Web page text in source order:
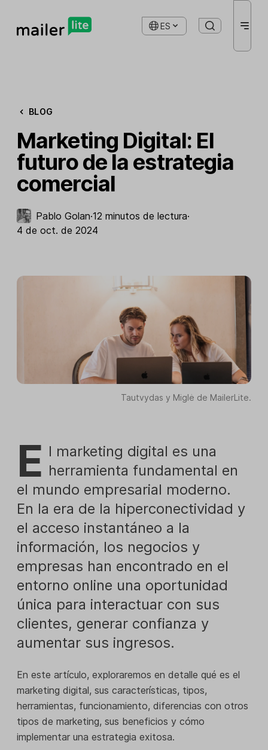
ES
BLOG
Marketing Digital: El
futuro de la estrategia
comercial
Pablo Golan·12 minutos de lectura·
4 de oct. de 2024
Tautvydas y Miglė de MailerLite.
E l marketing digital es una
herramienta fundamental en
el mundo empresarial moderno.
En la era de la hiperconectividad y
el acceso instantáneo a la
información, los negocios y
empresas han encontrado en el
entorno online una oportunidad
única para interactuar con sus
clientes, generar confianza y
aumentar sus ingresos.
En este artículo, exploraremos en detalle qué es el
marketing digital, sus características, tipos,
herramientas, funcionamiento, diferencias con otros
tipos de marketing, sus beneficios y cómo
implementar una estrategia exitosa.